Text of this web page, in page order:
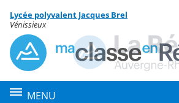
Menu de la rubrique
Contenu
Lycée polyvalent Jacques Brel
Vénissieux
MENU